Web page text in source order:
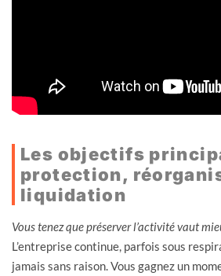
Les objectifs
protection,
liquidation
Vous tenez que préserver l’activité vaut
L’entreprise continue, parfois sous
jamais sans raison. Vous gagnez un